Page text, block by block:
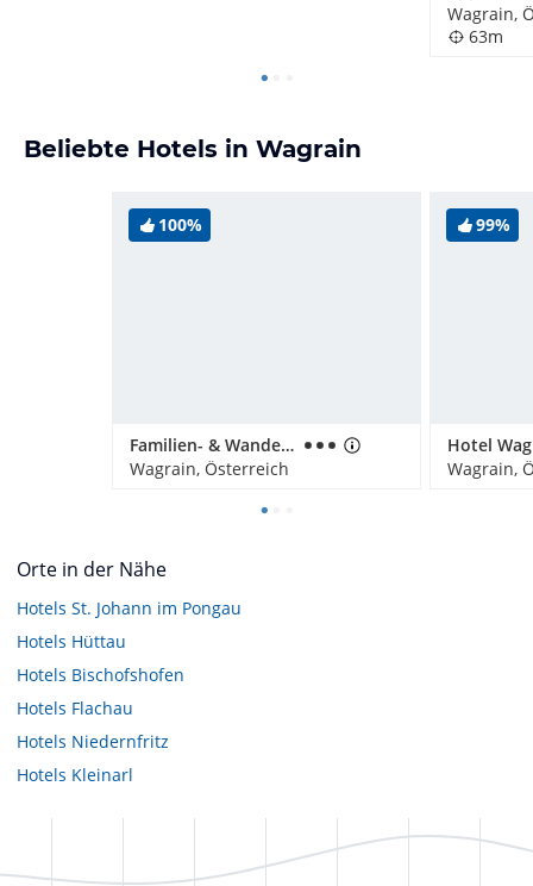
Wagrain,
63m
Beliebte Hotels in Wagrain
100%
Familien- & Wanderhotel Erika
Wagrain, Österreich
99%
Hotel
Wagrain,
Orte in der Nähe
Hotels St. Johann im Pongau
Hotels Hüttau
Hotels Bischofshofen
Hotels Flachau
Hotels Niedernfritz
Hotels Kleinarl